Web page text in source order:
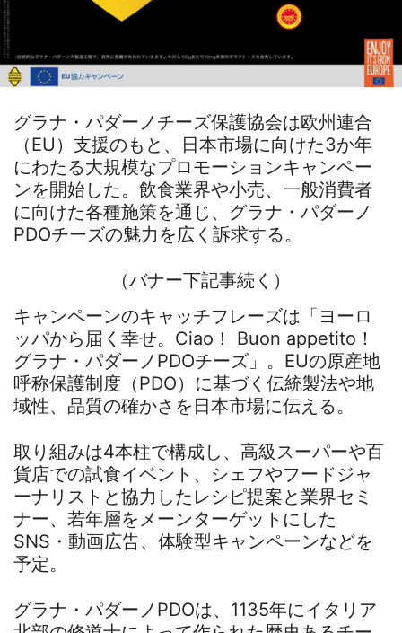
グラナ・パダーノチーズ保護協会は欧州連合
（EU）支援のもと、日本市場に向けた3か年
にわたる大規模なプロモーションキャンペー
ンを開始した。飲食業界や小売、一般消費者
に向けた各種施策を通じ、グラナ・パダーノ
PDOチーズの魅力を広く訴求する。
（バナー下記事続く）
キャンペーンのキャッチフレーズは「ヨーロ
ッパから届く幸せ。Ciao！ Buon appetito！
グラナ・パダーノPDOチーズ」。EUの原産地
呼称保護制度（PDO）に基づく伝統製法や地
域性、品質の確かさを日本市場に伝える。
取り組みは4本柱で構成し、高級スーパーや百
貨店での試食イベント、シェフやフードジャ
ーナリストと協力したレシピ提案と業界セミ
ナー、若年層をメーンターゲットにした
SNS・動画広告、体験型キャンペーンなどを
予定。
グラナ・パダーノPDOは、1135年にイタリア